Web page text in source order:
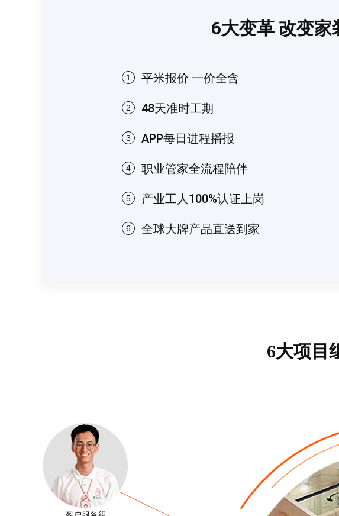
6大变革 改变家
1 平米报价 一价全含
2 48天准时工期
3 APP每日进程播报
4 职业管家全流程陪伴
5 产业工人100%认证上岗
6 全球大牌产品直送到家
6大项目